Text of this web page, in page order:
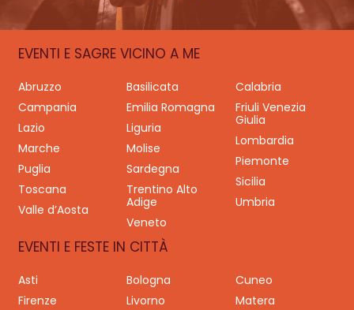
EVENTI E SAGRE VICINO A ME
Abruzzo Basilicata
Calabria
Campania
Emilia Romagna
Friuli Venezia
Giulia
Lazio
Liguria
Lombardia
Marche
Molise
Piemonte
Puglia
Sardegna
Sicilia
Toscana
Trentino Alto
Adige
Umbria
Valle d’Aosta
Veneto
EVENTI E FESTE IN CITTÀ
Asti Bologna
Cuneo
Firenze
Livorno
Matera